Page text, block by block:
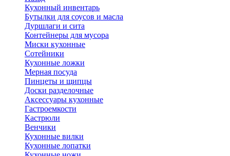
Кухонный инвентарь
Бутылки для соусов и масла
Дуршлаги и сита
Контейнеры для мусора
Миски кухонные
Сотейники
Кухонные ложки
Мерная посуда
Пинцеты и щипцы
Доски разделочные
Аксессуары кухонные
Гастроемкости
Кастрюли
Венчики
Кухонные вилки
Кухонные лопатки